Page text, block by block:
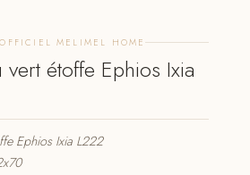
MELIMEL HOME
étoffe Ephios Ixia
Ephios Ixia L222